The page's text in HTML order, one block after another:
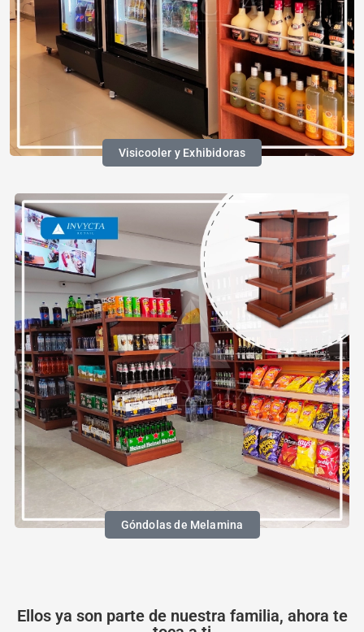
Visicooler y Exhibidoras
Góndolas de Melamina
Ellos ya son parte de nuestra familia, ahora te